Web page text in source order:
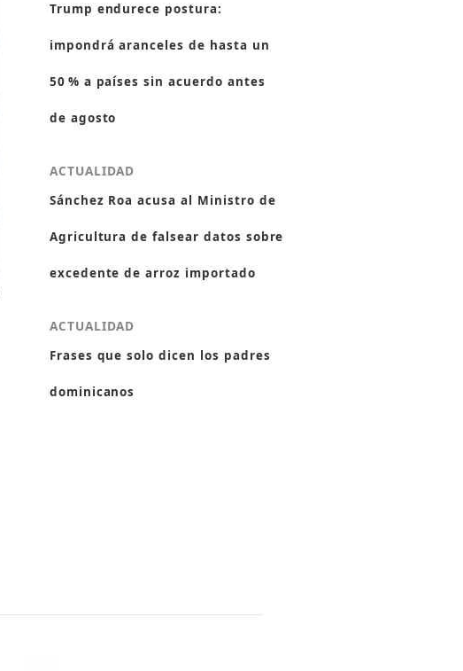
Trump endurece postura:
impondrá aranceles de hasta un
50 % a países sin acuerdo antes
de agosto
ACTUALIDAD
Sánchez Roa acusa al Ministro de
Agricultura de falsear datos sobre
excedente de arroz importado
ACTUALIDAD
Frases que solo dicen los padres
dominicanos